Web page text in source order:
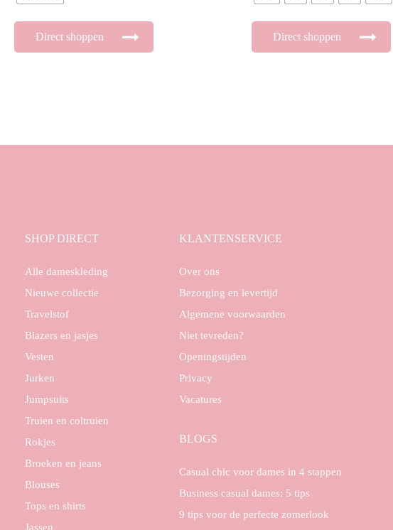
Direct shoppen Direct shoppen
SHOP DIRECT
Alle dameskleding
Nieuwe collectie
Travelstof
Blazers en jasjes
Vesten
Jurken
Jumpsuits
Truien en coltruien
Rokjes
Broeken en jeans
Blouses
Tops en shirts
Jassen
KLANTENSERVICE
Over ons
Bezorging en levertijd
Algemene voorwaarden
Niet tevreden?
Openingstijden
Privacy
Vacatures
BLOGS
Casual chic voor dames in 4 stappen
Business casual dames: 5 tips
9 tips voor de perfecte zomerlook